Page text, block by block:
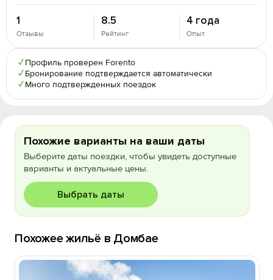
1
Отзывы
8.5
Рейтинг
4 года
Опыт
✓ Профиль проверен Forento
✓ Бронирование подтверждается автоматически
✓ Много подтвержденных поездок
Похожие варианты на ваши даты
Выберите даты поездки, чтобы увидеть доступные
варианты и актуальные цены.
Выбрать даты
Похожее жильё в Домбае